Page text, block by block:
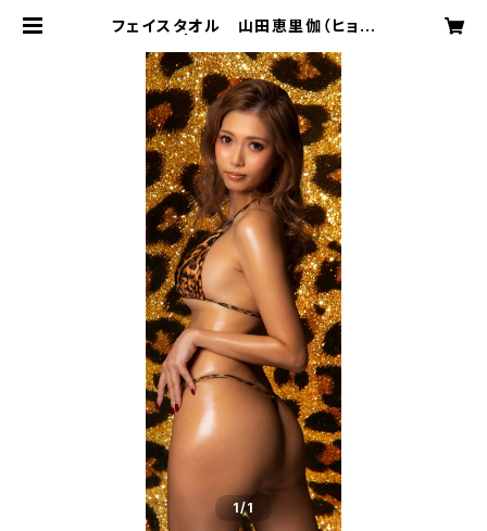
フェイスタオル 山田恵里伽（ヒョウ
1/1